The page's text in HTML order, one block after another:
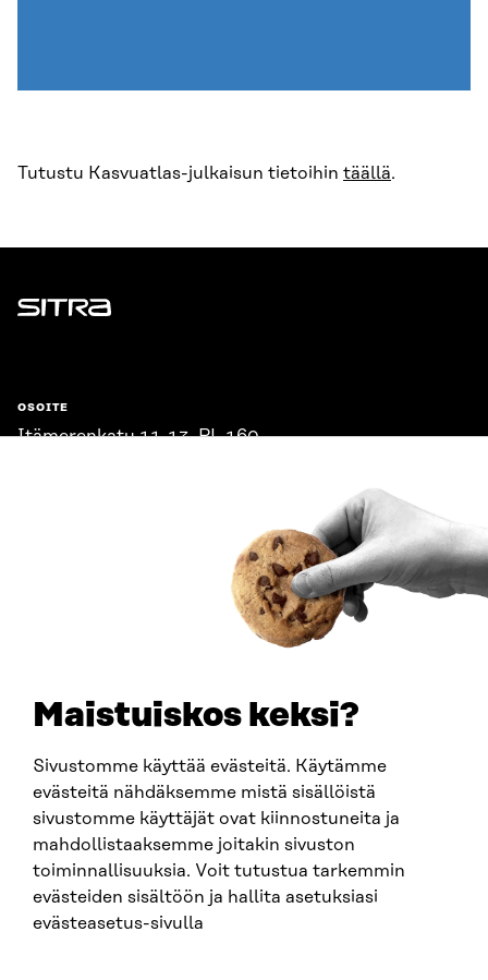
Maistuiskos keksi?
Sivustomme käyttää evästeitä. Käytämme
evästeitä nähdäksemme mistä sisällöistä
sivustomme käyttäjät ovat kiinnostuneita ja
mahdollistaaksemme joitakin sivuston
toiminnallisuuksia. Voit tutustua tarkemmin
evästeiden sisältöön ja hallita asetuksiasi
evästeasetus-sivulla
Tutustu Kasvuatlas-julkaisun tietoihin täällä.
Sitra
OSOITE
Itämerenkatu 11-13, PL 160,
SITRA SOSIAALISESSA MEDIASSA
LinkedIn
Instagram
YouTube